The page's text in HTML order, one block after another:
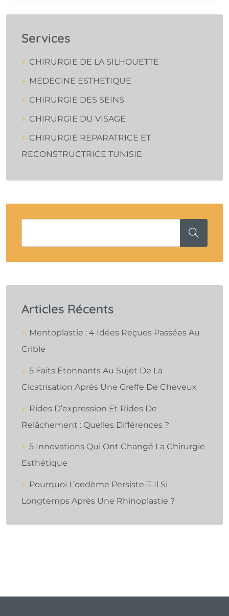
Services
CHIRURGIE DE LA SILHOUETTE
MEDECINE ESTHETIQUE
CHIRURGIE DES SEINS
CHIRURGIE DU VISAGE
CHIRURGIE REPARATRICE ET
RECONSTRUCTRICE TUNISIE
Articles Récents
Mentoplastie : 4 Idées Reçues Passées Au
Crible
5 Faits Étonnants Au Sujet De La
Cicatrisation Après Une Greffe De Cheveux
Rides D’expression Et Rides De
Relâchement : Quelles Différences ?
5 Innovations Qui Ont Changé La Chirurgie
Esthétique
Pourquoi L’oedème Persiste-T-Il Si
Longtemps Après Une Rhinoplastie ?